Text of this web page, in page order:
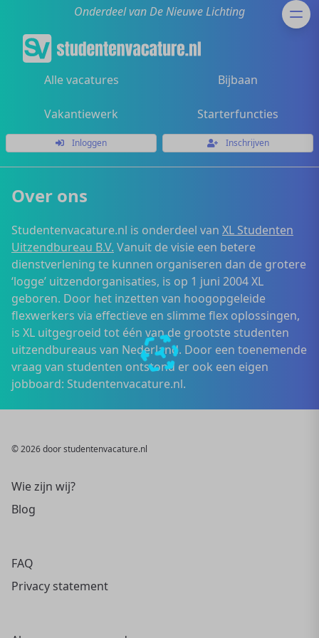
Onderdeel van De Nieuwe Lichting
Alle vacatures Bijbaan
Vakantiewerk Starterfuncties
Inloggen Inschrijven
Over ons
Studentenvacature.nl is onderdeel van XL Studenten
Uitzendbureau B.V. Vanuit de visie een betere
dienstverlening te kunnen organiseren dan de grotere
‘logge’ uitzendorganisaties, is op 1 juni 2004 XL
geboren. Door het inzetten van hoogopgeleide
flexwerkers via effectieve en slimme flex oplossingen,
is XL uitgegroeid tot één van de grootste studenten
uitzendbureaus van Nederland. Door een toenemende
vraag van studenten ontstond er ook een eigen
jobboard: Studentenvacature.nl.
© 2026 door studentenvacature.nl
Wie zijn wij?
Blog
FAQ
Privacy statement